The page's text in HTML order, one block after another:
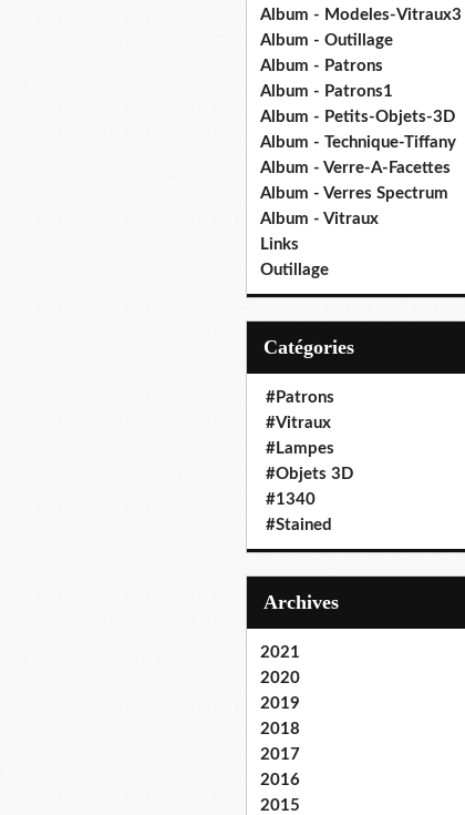
Album - Modeles-Vitraux3
Album - Outillage
Album - Patrons
Album - Patrons1
Album - Petits-Objets-3D
Album - Technique-Tiffany
Album - Verre-A-Facettes
Album - Verres Spectrum
Album - Vitraux
Links
Outillage
Catégories
#Patrons
#Vitraux
#Lampes
#Objets 3D
#1340
#Stained
Archives
2021
2020
2019
2018
2017
2016
2015